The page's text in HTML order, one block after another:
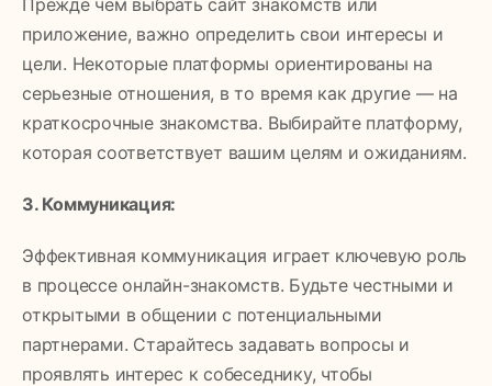
приложение, важно определить свои интересы и
цели. Некоторые платформы ориентированы на
серьезные отношения, в то время как другие — на
краткосрочные знакомства. Выбирайте платформу,
которая соответствует вашим целям и ожиданиям.
3. Коммуникация:
Эффективная коммуникация играет ключевую роль
в процессе онлайн-знакомств. Будьте честными и
открытыми в общении с потенциальными
партнерами. Старайтесь задавать вопросы и
проявлять интерес к собеседнику, чтобы